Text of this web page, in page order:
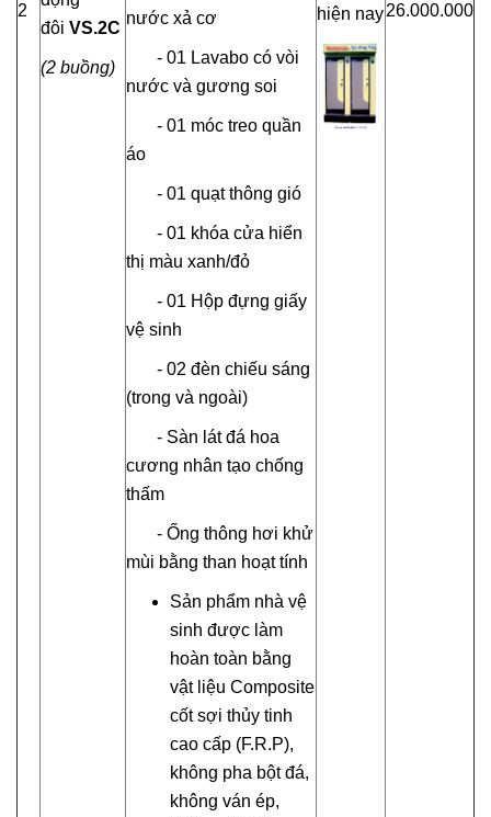
2
đôi VS.2C
(2 buồng)
nước xả cơ
- 01 Lavabo có vòi
nước và gương soi
- 01 móc treo quần
áo
- 01 quạt thông gió
- 01 khóa cửa hiển
thị màu xanh/đỏ
- 01 Hộp đựng giấy
vệ sinh
- 02 đèn chiếu sáng
(trong và ngoài)
- Sàn lát đá hoa
cương nhân tạo chống
thấm
- Ống thông hơi khử
mùi bằng than hoạt tính
Sản phẩm nhà vệ
sinh được làm
hoàn toàn bằng
vật liệu Composite
cốt sợi thủy tinh
cao cấp (F.R.P),
không pha bột đá,
không ván ép,
26.000.000